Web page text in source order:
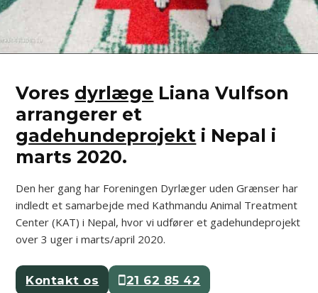
Vores dyrlæge Liana Vulfson
arrangerer et
gadehundeprojekt i Nepal i
marts 2020.
Den her gang har Foreningen Dyrlæger uden Grænser har
indledt et samarbejde med Kathmandu Animal Treatment
Center (KAT) i Nepal, hvor vi udfører et gadehundeprojekt
over 3 uger i marts/april 2020.
Kontakt os 21 62 85 42